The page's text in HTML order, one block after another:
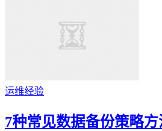
运维经验
7种常见数据备份策略